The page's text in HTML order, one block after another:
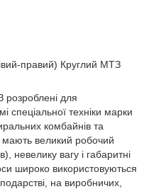
правий) Круглий МТЗ
для
спеціальної техніки марки
комбайнів та
мають великий робочий
невелику вагу і габаритні
широко використовуються
на виробничих,